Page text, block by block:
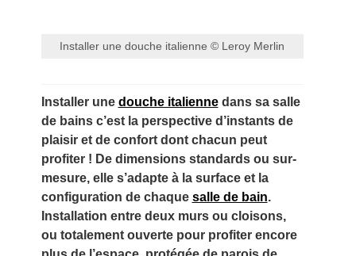
Installer une douche italienne © Leroy Merlin
Installer une douche italiennedans sa salle
de bains c’est la perspective d’instants de
plaisir et de confort dont chacun peut
profiter ! De dimensions standards ou sur-
mesure, elle s’adapte à la surface et la
configuration de chaque salle de bain.
Installation entre deux murs ou cloisons,
ou totalement ouverte pour profiter encore